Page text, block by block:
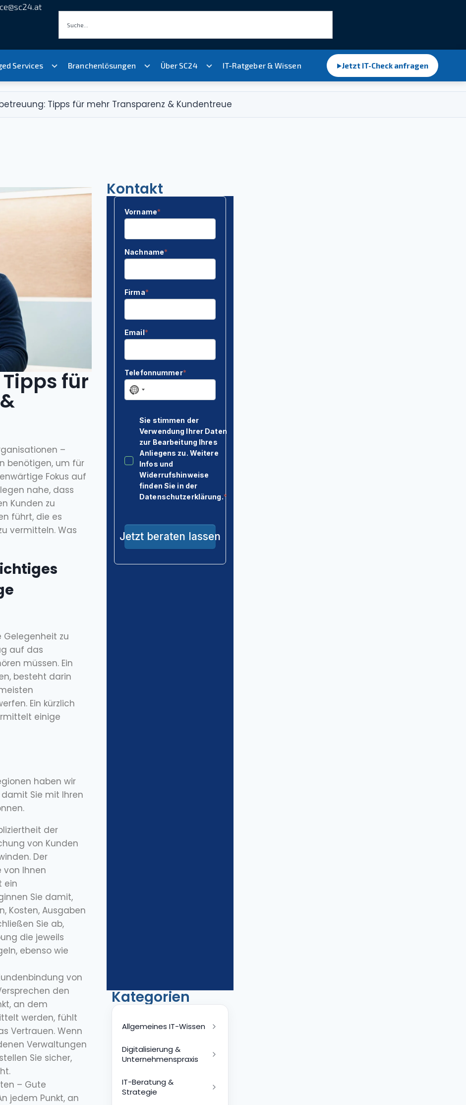
Services Branchenlösungen Über SC24 IT-Ratgeber & Wissen ►Jetzt IT-Check anfragen
Tipps für mehr Transparenz & Kundentreue
für
–
benötigen, um für
Fokus auf
nahe, dass
Kunden zu
führt, die es
vermitteln. Was
Gelegenheit zu
auf das
müssen. Ein
besteht darin
Ein kürzlich
einige
haben wir
Sie mit Ihren
der
von Kunden
Der
von Ihnen
ein
Sie damit,
Kosten, Ausgaben
Sie ab,
die jeweils
ebenso wie
von
den
an dem
werden, fühlt
Vertrauen. Wenn
Verwaltungen
Sie sicher,
– Gute
jedem Punkt, an
Kontakt
Kategorien
Allgemeines IT-Wissen
Digitalisierung &
Unternehmenspraxis
IT-Beratung &
Strategie